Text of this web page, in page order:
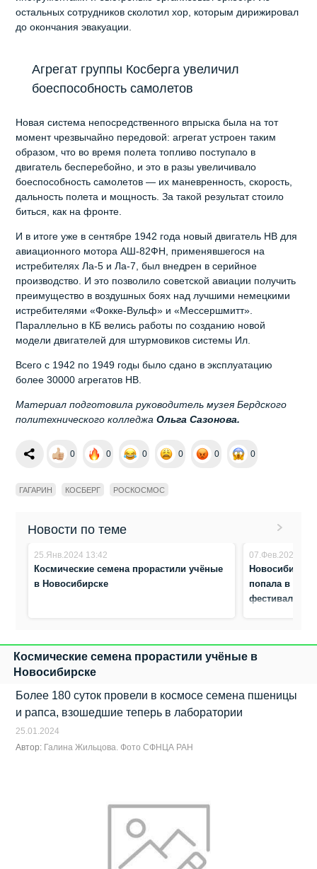
остальных сотрудников сколотил хор, которым дирижировал
до окончания эвакуации.
Агрегат группы Косберга увеличил
боеспособность самолетов
Новая система непосредственного впрыска была на тот
момент чрезвычайно передовой: агрегат устроен таким
образом, что во время полета топливо поступало в
двигатель бесперебойно, и это в разы увеличивало
боеспособность самолетов — их маневренность, скорость,
дальность полета и мощность. За такой результат стоило
биться, как на фронте.
И в итоге уже в сентябре 1942 года новый двигатель НВ для
авиационного мотора АШ-82ФН, применявшегося на
истребителях Ла-5 и Ла-7, был внедрен в серийное
производство. И это позволило советской авиации получить
преимущество в воздушных боях над лучшими немецкими
истребителями «Фокке-Вульф» и «Мессершмитт».
Параллельно в КБ велись работы по созданию новой
модели двигателей для штурмовиков системы Ил.
Всего с 1942 по 1949 годы было сдано в эксплуатацию
более 30000 агрегатов НВ.
Материал подготовила руководитель музея Бердского
политехнического колледжаОльга Сазонова.
0 0 0 0 0 0
ГАГАРИН КОСБЕРГ РОСКОСМОС
Новости по теме
25.Янв.2024 13:42
Космические семена прорастили учёные
в Новосибирске
07.Фев.2023
попала в
фестиваля
Космические семена прорастили учёные в
Новосибирске
Более 180 суток провели в космосе семена пшеницы
и рапса, взошедшие теперь в лаборатории
25.01.2024
Автор: Галина Жильцова. Фото СФНЦА РАН